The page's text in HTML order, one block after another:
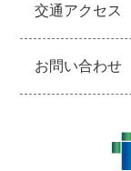
交通アクセス
お問い合わせ